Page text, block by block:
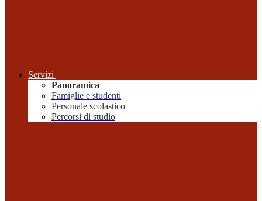
Servizi
Panoramica
Famiglie e studenti
Personale scolastico
Percorsi di studio